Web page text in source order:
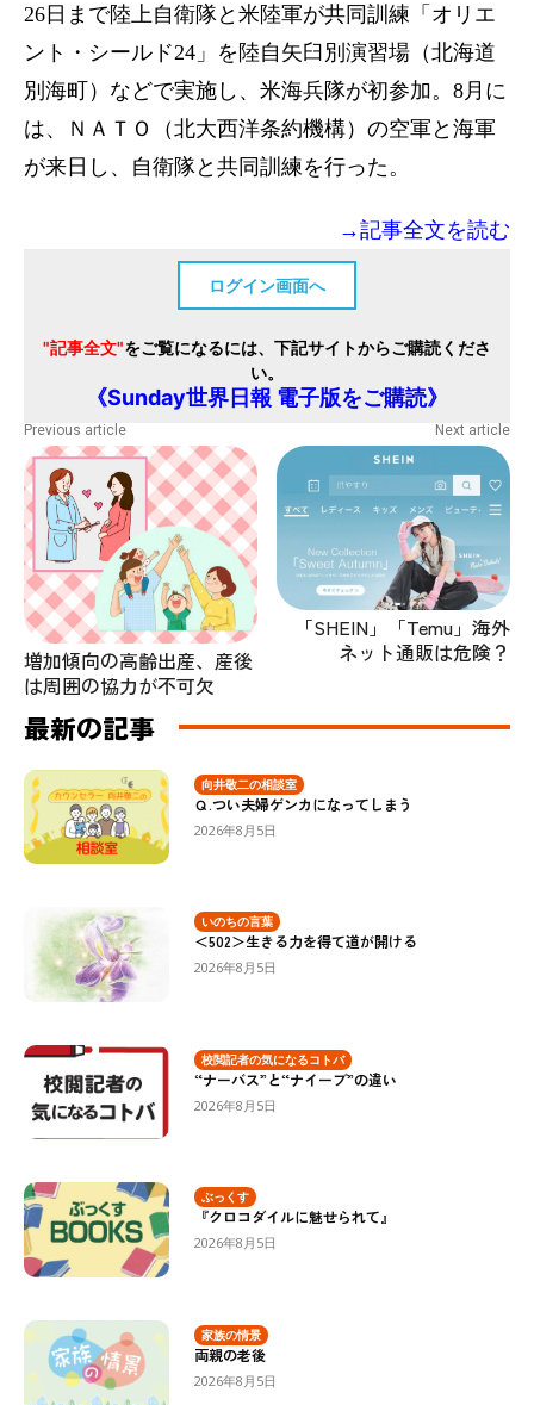
26日まで陸上自衛隊と米陸軍が共同訓練「オリエ
ント・シールド24」を陸自矢臼別演習場（北海道
別海町）などで実施し、米海兵隊が初参加。8月に
は、ＮＡＴＯ（北大西洋条約機構）の空軍と海軍
が来日し、自衛隊と共同訓練を行った。
→記事全文を読む
ログイン画面へ
"記事全文"をご覧になるには、下記サイトからご購読くださ
い。
《Sunday世界日報 電子版をご購読》
Previous article
増加傾向の高齢出産、産後
は周囲の協力が不可欠
Next article
「SHEIN」「Temu」海外
ネット通販は危険？
最新の記事
向井敬二の相談室
Ｑ.つい夫婦ゲンカになってしまう
2026年8月5日
いのちの言葉
＜502＞生きる力を得て道が開ける
2026年8月5日
校閲記者の気になるコトバ
“ナーバス”と“ナイーブ”の違い
2026年8月5日
ぶっくす
『クロコダイルに魅せられて』
2026年8月5日
家族の情景
両親の老後
2026年8月5日